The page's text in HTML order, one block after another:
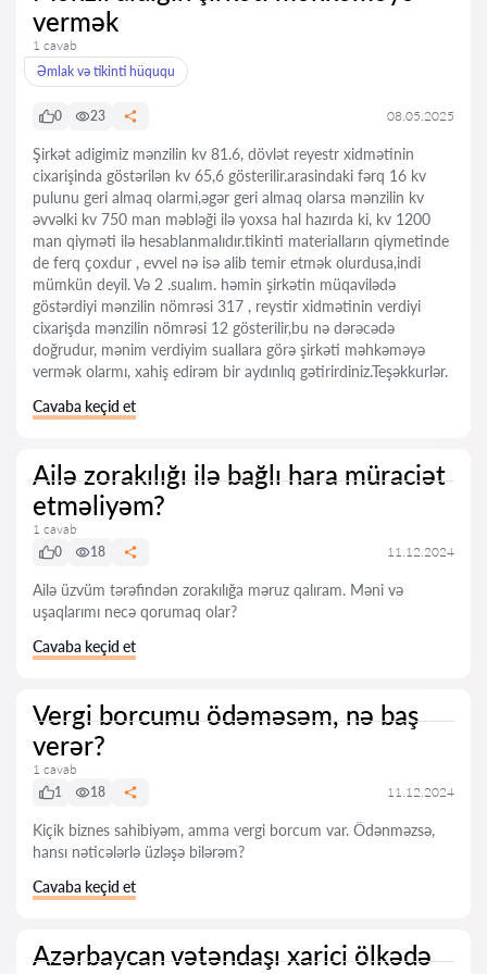
vermək
1 cavab
Əmlak və tikinti hüququ
0 23 08.05.2025
Şirkət adigimiz mənzilin kv 81.6, dövlət reyestr xidmətinin
cixarişinda göstərilən kv 65,6 gösterilir.arasindaki fərq 16 kv
pulunu geri almaq olarmi,əgər geri almaq olarsa mənzilin kv
əvvəlki kv 750 man məbləği ilə yoxsa hal hazırda ki, kv 1200
man qiyməti ilə hesablanmalıdır.tikinti materialların qiymetinde
de ferq çoxdur , evvel nə isə alib temir etmək olurdusa,indi
mümkün deyil. Və 2 .sualım. həmin şirkətin müqavilədə
göstərdiyi mənzilin nömrəsi 317 , reystir xidmətinin verdiyi
cixarişda mənzilin nömrəsi 12 gösterilir,bu nə dərəcədə
doğrudur, mənim verdiyim suallara görə şirkəti məhkəməyə
vermək olarmı, xahiş edirəm bir aydınlıq gətirirdiniz.Teşəkkurlər.
Cavaba keçid et
Ailə zorakılığı ilə bağlı hara müraciət
etməliyəm?
1 cavab
0
18 11.12.2024
Ailə üzvüm tərəfindən zorakılığa məruz qalıram. Məni və
uşaqlarımı necə qorumaq olar?
Cavaba keçid et
Vergi borcumu ödəməsəm, nə baş
verər?
1 cavab
1
18 11.12.2024
Kiçik biznes sahibiyəm, amma vergi borcum var. Ödənməzsə,
hansı nəticələrlə üzləşə bilərəm?
Cavaba keçid et
Azərbaycan vətəndaşı xarici ölkədə